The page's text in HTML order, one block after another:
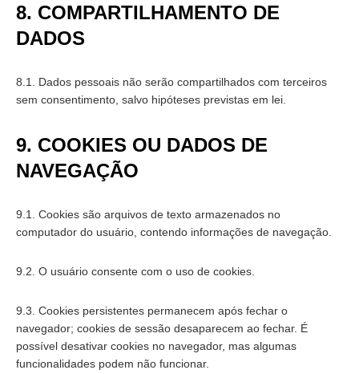
8. COMPARTILHAMENTO DE
DADOS
8.1. Dados pessoais não serão compartilhados com terceiros
sem consentimento, salvo hipóteses previstas em lei.
9. COOKIES OU DADOS DE
NAVEGAÇÃO
9.1. Cookies são arquivos de texto armazenados no
computador do usuário, contendo informações de navegação.
9.2. O usuário consente com o uso de cookies.
9.3. Cookies persistentes permanecem após fechar o
navegador; cookies de sessão desaparecem ao fechar. É
possível desativar cookies no navegador, mas algumas
funcionalidades podem não funcionar.